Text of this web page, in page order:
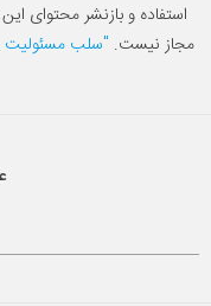
استفاده و بازنشر محتوای
مجاز نیست. "سلب